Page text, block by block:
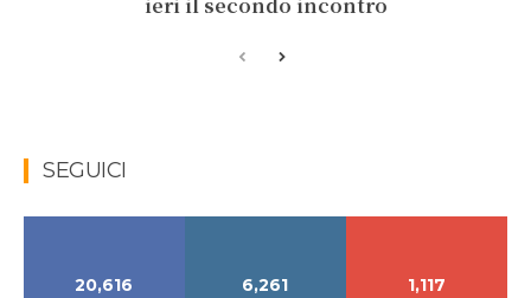
ieri il secondo incontro
SEGUICI
20,616 6,261 1,117